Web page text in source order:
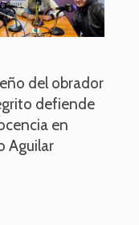
del obrador
defiende
en
Aguilar